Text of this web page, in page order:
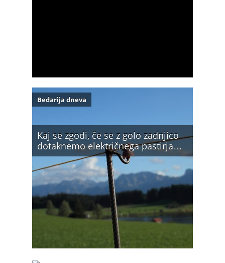
Kaj se zgodi, če se z golo zadnjico
dotaknemo električnega pastirja…
Bedarija dneva